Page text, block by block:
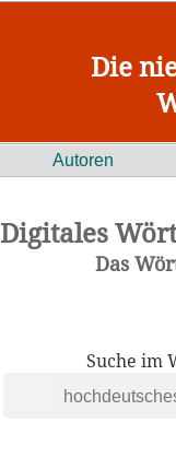
Die
Autoren
Digitales
Das
Suche im